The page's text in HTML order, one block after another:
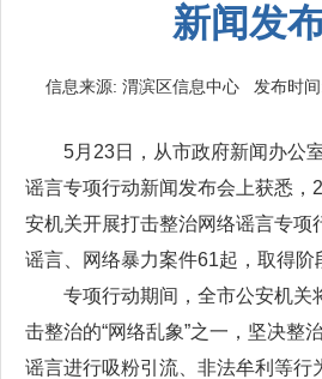
新闻发
信息来源: 渭滨区信息中心 发布时
5月23日，从市政府新闻办公
谣言专项行动新闻发布会上获悉，
安机关开展打击整治网络谣言专项
谣言、网络暴力案件61起，取得阶
专项行动期间，全市公安机关
击整治的“网络乱象”之一，坚决整
谣言进行吸粉引流、非法牟利等行